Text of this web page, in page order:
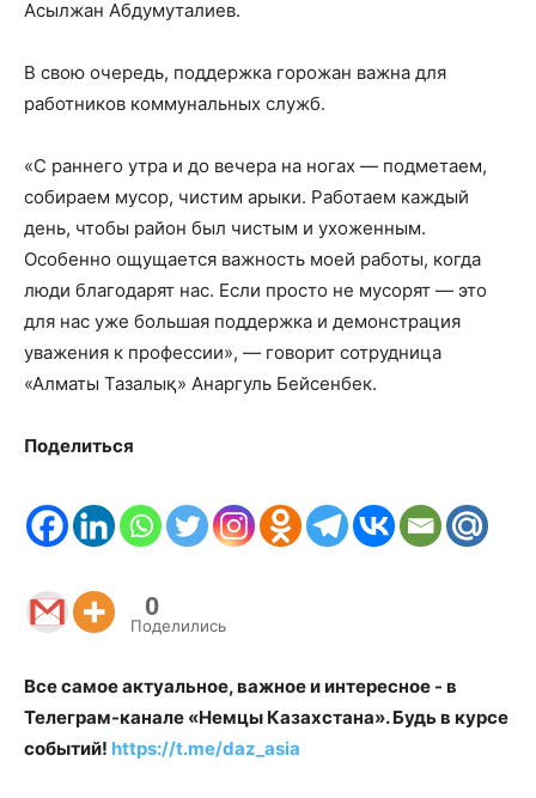
Асылжан Абдумуталиев.
В свою очередь, поддержка горожан важна для
работников коммунальных служб.
«С раннего утра и до вечера на ногах — подметаем,
собираем мусор, чистим арыки. Работаем каждый
день, чтобы район был чистым и ухоженным.
Особенно ощущается важность моей работы, когда
люди благодарят нас. Если просто не мусорят — это
для нас уже большая поддержка и демонстрация
уважения к профессии», — говорит сотрудница
«Алматы Тазалық» Анаргуль Бейсенбек.
Поделиться
0
Поделились
Все самое актуальное, важное и интересное - в
Телеграм-канале «Немцы Казахстана». Будь в курсе
событий! https://t.me/daz_asia